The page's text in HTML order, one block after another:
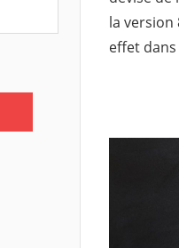
la version
effet dans